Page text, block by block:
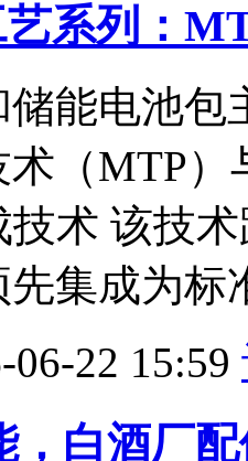
系列：
能电池
（MTP
技术 该技
集成为标
06-22 15:59
，白酒厂